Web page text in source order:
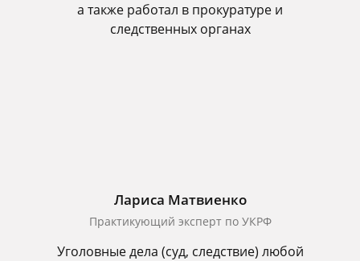
а также работал в прокуратуре и
следственных органах
Лариса Матвиенко
Практикующий эксперт по УКРФ
Уголовные дела (суд, следствие) любой